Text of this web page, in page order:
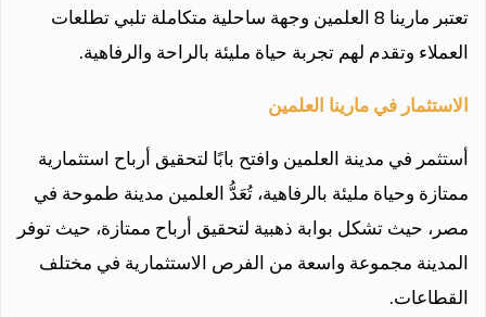
تعتبر مارينا 8 العلمين وجهة ساحلية متكاملة تلبي تطلعات
العملاء وتقدم لهم تجربة حياة مليئة بالراحة والرفاهية.
الاستثمار في مارينا العلمين
أستثمر في مدينة العلمين وافتح بابًا لتحقيق أرباح استثمارية
ممتازة وحياة مليئة بالرفاهية، تُعَدُّ العلمين مدينة طموحة في
مصر، حيث تشكل بوابة ذهبية لتحقيق أرباح ممتازة، حيث توفر
المدينة مجموعة واسعة من الفرص الاستثمارية في مختلف
القطاعات.